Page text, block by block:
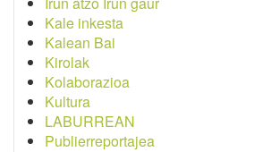
Kale inkesta
Kalean Bai
Kirolak
Kolaborazioa
Kultura
LABURREAN
Publierreportajea